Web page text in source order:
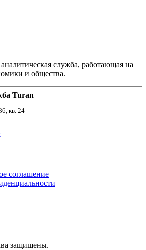
служба, работающая на
и общества.
Turan
кв. 24
соглашение
защищены.